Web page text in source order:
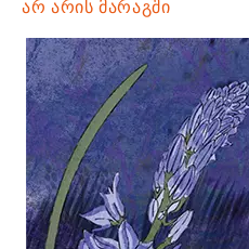
არ არის მარაგში